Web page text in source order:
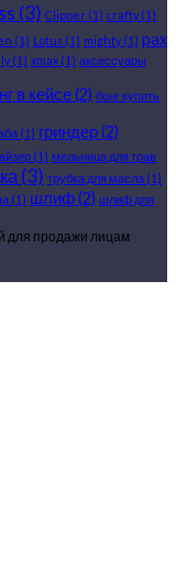
(3) Clipper (1) crafty(1)
(1) Lotus (1) mighty(1) pax
(1) xmax (1) аксессуары
в кейсе(2) бонг купить
(1) гриндер(2)
(1) мельница для трав
(3) трубка для масла (1)
(1) шлиф(2) шлиф для
для продажи лицам